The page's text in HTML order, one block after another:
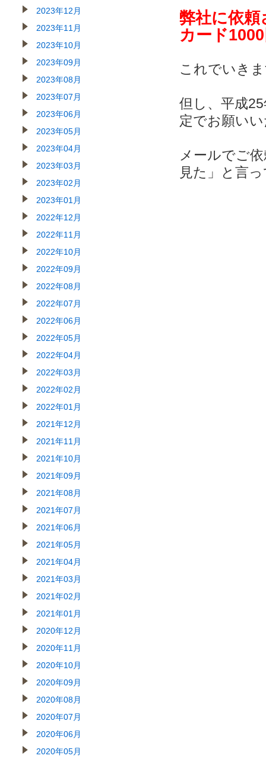
2023年12月
2023年11月
2023年10月
2023年09月
2023年08月
2023年07月
2023年06月
2023年05月
2023年04月
2023年03月
2023年02月
2023年01月
2022年12月
2022年11月
2022年10月
2022年09月
2022年08月
2022年07月
2022年06月
2022年05月
2022年04月
2022年03月
2022年02月
2022年01月
2021年12月
2021年11月
2021年10月
2021年09月
2021年08月
2021年07月
2021年06月
2021年05月
2021年04月
2021年03月
2021年02月
2021年01月
2020年12月
2020年11月
2020年10月
2020年09月
2020年08月
2020年07月
2020年06月
2020年05月
弊社に依
カード
これでいき
但し、平成
定でお願い
メールでご
見た」と言